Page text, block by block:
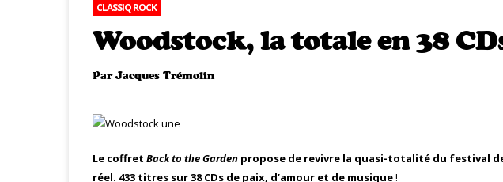
CLASSIQ ROCK
Woodstock, la totale en 38
ParJacques Trémolin
Le coffret Back to the Garden propose de revivre la quasi-totalité du festival
réel. 433 titres sur 38 CDs de paix, d’amour et de musique!